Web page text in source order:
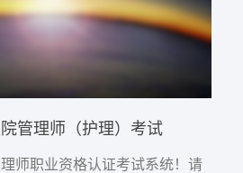
管理师（护理）考试
师职业资格认证考试系统！请